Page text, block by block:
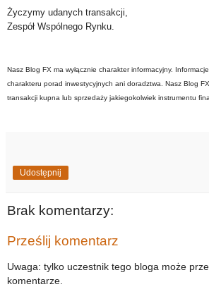
Życzymy udanych transakcji,
Zespół Wspólnego Rynku.
Nasz Blog FX ma wyłącznie charakter informacyjny.
charakteru porad inwestycyjnych ani doradztwa. Nasz Blog
transakcji kupna lub sprzedaży jakiegokolwiek instrumentu
Udostępnij
Brak komentarzy:
Prześlij komentarz
Uwaga: tylko uczestnik tego bloga może
komentarze.